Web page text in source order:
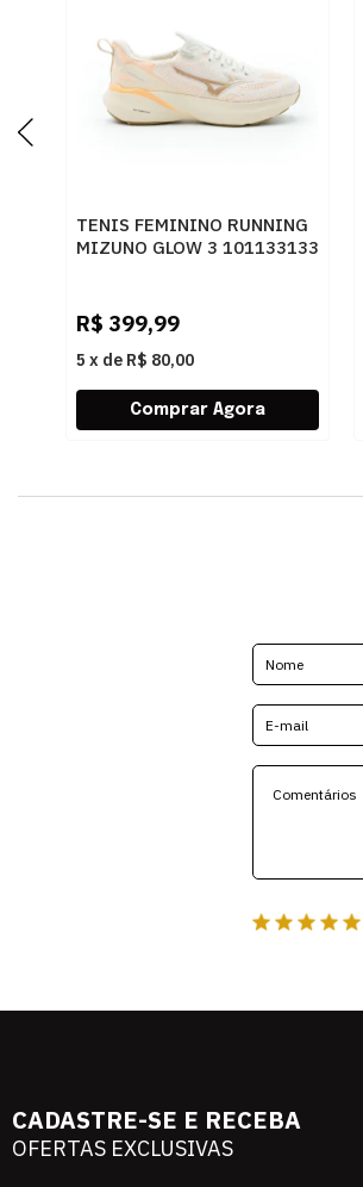
TENIS FEMININO RUNNING
MIZUNO GLOW 3 101133133
R$ 399,99
5 x de R$ 80,00
CADASTRE-SE E RECEBA
OFERTAS EXCLUSIVAS